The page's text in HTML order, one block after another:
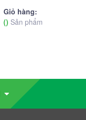
Giỏ hàng:
() Sản phẩm